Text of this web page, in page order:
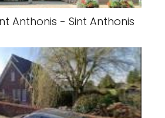
Anthonis - Sint Anthonis